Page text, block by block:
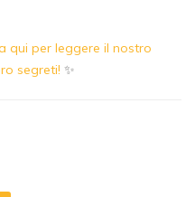
qui per leggere il nostro
segreti! ✨